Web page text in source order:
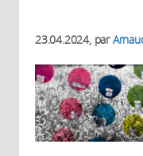
23.04.2024, par